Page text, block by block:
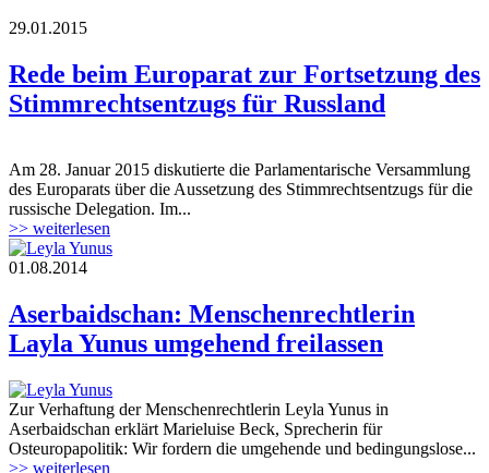
Europarat.jpg
29.01.2015
Rede beim Europarat zur Fortsetzung des
Stimmrechtsentzugs für Russland
Europarat.jpg
Am 28. Januar 2015 diskutierte die Parlamentarische Versammlung
des Europarats über die Aussetzung des Stimmrechtsentzugs für die
russische Delegation. Im...
>> weiterlesen
9097-leyla-yunus-web-350x303.3.jpeg
01.08.2014
Aserbaidschan: Menschenrechtlerin
Layla Yunus umgehend freilassen
9097-leyla-yunus-web-350x303.3.jpeg
Zur Verhaftung der Menschenrechtlerin Leyla Yunus in
Aserbaidschan erklärt Marieluise Beck, Sprecherin für
Osteuropapolitik: Wir fordern die umgehende und bedingungslose...
>> weiterlesen